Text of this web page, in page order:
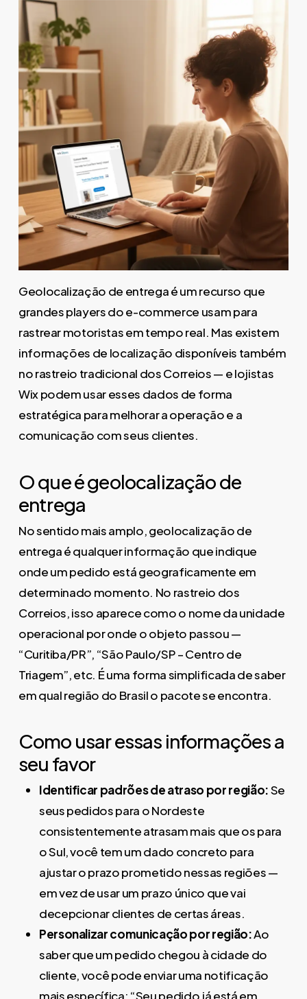
Geolocalização de entrega é um recurso que
grandes players do e-commerce usam para
rastrear motoristas em tempo real. Mas existem
informações de localização disponíveis também
no rastreio tradicional dos Correios — e lojistas
Wix podem usar esses dados de forma
estratégica para melhorar a operação e a
comunicação com seus clientes.
O que é geolocalização de
entrega
No sentido mais amplo, geolocalização de
entrega é qualquer informação que indique
onde um pedido está geograficamente em
determinado momento. No rastreio dos
Correios, isso aparece como o nome da unidade
operacional por onde o objeto passou —
“Curitiba/PR”, “São Paulo/SP – Centro de
Triagem”, etc. É uma forma simplificada de saber
em qual região do Brasil o pacote se encontra.
Como usar essas informações a
seu favor
Identificar padrões de atraso por região:Se
seus pedidos para o Nordeste
consistentemente atrasam mais que os para
o Sul, você tem um dado concreto para
ajustar o prazo prometido nessas regiões —
em vez de usar um prazo único que vai
decepcionar clientes de certas áreas.
Personalizar comunicação por região:Ao
saber que um pedido chegou à cidade do
cliente, você pode enviar uma notificação
mais específica: “Seu pedido já está em